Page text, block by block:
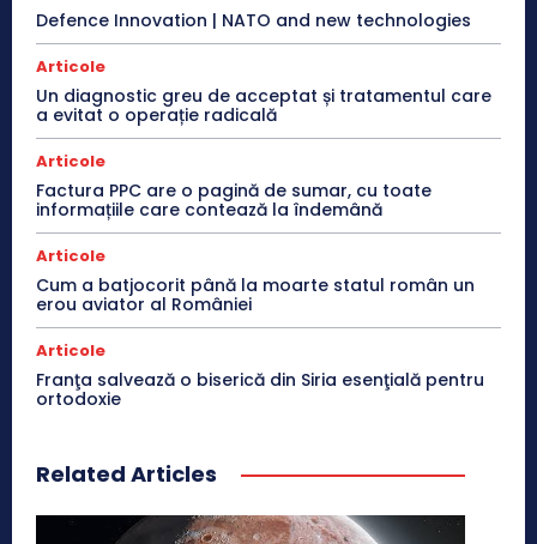
Defence Innovation | NATO and new technologies
Articole
Un diagnostic greu de acceptat și tratamentul care
a evitat o operație radicală
Articole
Factura PPC are o pagină de sumar, cu toate
informațiile care contează la îndemână
Articole
Cum a batjocorit până la moarte statul român un
erou aviator al României
Articole
Franţa salvează o biserică din Siria esenţială pentru
ortodoxie
Related Articles